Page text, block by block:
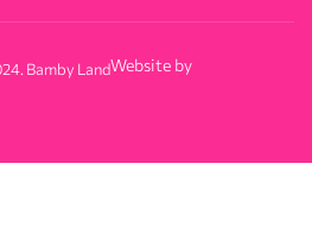
Bamby LandWebsite by